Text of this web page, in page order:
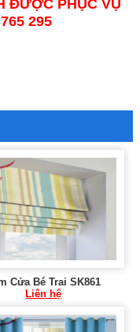
ĐƯỢC PHỤC VỤ
295
Cửa Bé Trai SK861
Liên hệ